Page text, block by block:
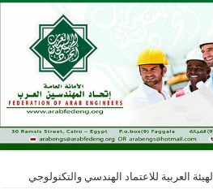
الهيئة العربية للاعتماد الهندسي والتكنولوجي